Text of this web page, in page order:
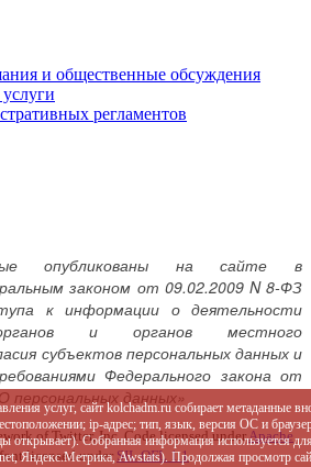
и общественные обсуждения
регламентов
опубликованы на сайте в
законом от 09.02.2009 N 8-ФЗ
к информации о деятельности
органов и органов местного
субъектов персональных данных и
Федерального закона от
данных»
of Twitter, Inc. Code licensed underApache
licensed under SIL OFL 1.1.
услуг, сайт kolchadm.ru собирает
ip-адрес; тип, язык, версия ОС и
открывает). Собранная информация используется
Яндекс.Метрика, Awstats). Продолжая просмотр